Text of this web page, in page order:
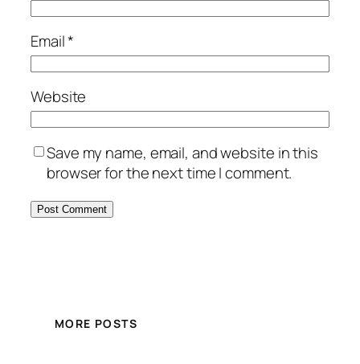
Email*
Website
Save my name, email, and website in this
browser for the next time I comment.
MORE POSTS